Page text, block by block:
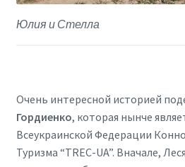
Юлия и Стелла
Очень интересной историей
Гордиенко, которая нынче
Всеукраинской Федерации
Туризма “TREC-UA”. Вначале,